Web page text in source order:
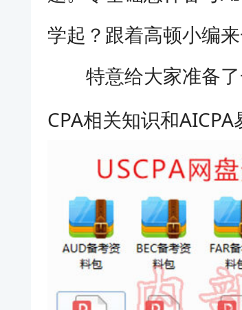
学起？跟着高顿小编来
特意给大家准备了
CPA相关知识和